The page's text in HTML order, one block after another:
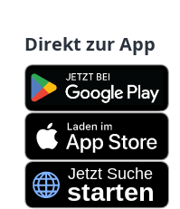
Direkt zur App